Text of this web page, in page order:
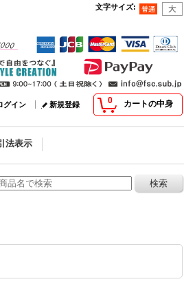
文字サイズ:
0 カートの中身
グイン 新規登録
法表示